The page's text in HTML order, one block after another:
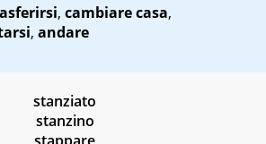
, cambiare casa,
, andare
stanziato
stanzino